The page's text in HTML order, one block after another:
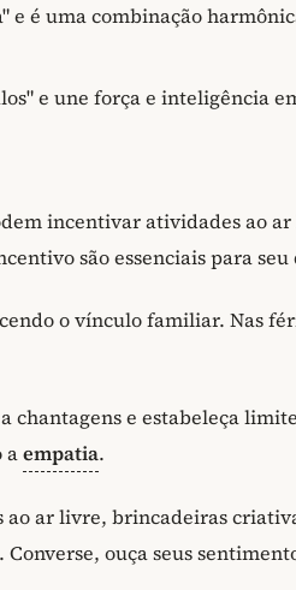
e é uma combinação
e une força e inteligência
incentivar atividades ao
são essenciais para
o vínculo familiar. Nas
e estabeleça
aempatia.
ar livre, brincadeiras
ouça seus